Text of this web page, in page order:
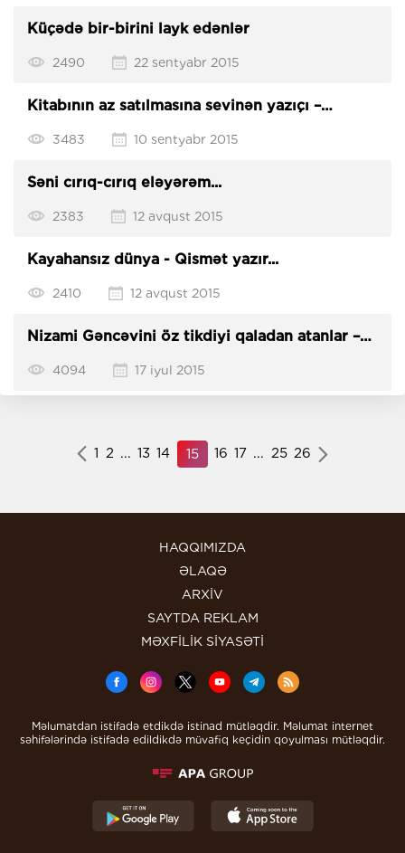
Küçədə bir-birini layk edənlər
2490 22 sentyabr 2015
Kitabının az satılmasına sevinən yazıçı –
3483 10 sentyabr 2015
Səni cırıq-cırıq eləyərəm...
2383 12 avqust 2015
Kayahansız dünya - Qismət yazır...
2410 12 avqust 2015
Nizami Gəncəvini öz tikdiyi qaladan atanlar –
4094 17 iyul 2015
1 2 ... 13 14 15 16 17 ... 25 26
HAQQIMIZDA
ƏLAQƏ
ARXİV
SAYTDA REKLAM
MƏXFİLİK SİYASƏTİ
Məlumatdan istifadə etdikdə istinad mütləqdir. Məlumat internet
səhifələrində istifadə edildikdə müvafiq keçidin qoyulması mütləqdir.